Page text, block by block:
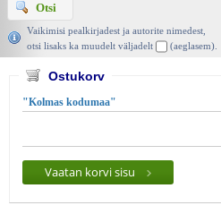
Vaikimisi pealkirjadest ja autorite nimedest,
otsi lisaks ka muudelt väljadelt
(aeglasem).
Ostukorv
"Kolmas kodumaa"
Vaatan korvi sisu